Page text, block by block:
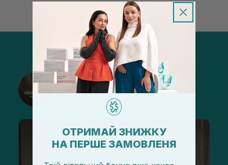
@sisters_stelmakh в Instagram
ОТРИМАЙ ЗНИЖКУ
НА ПЕРШЕ ЗАМОВЛЕНЯ